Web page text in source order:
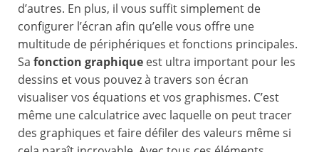
d’autres. En plus, il vous suffit simplement de
configurer l’écran afin qu’elle vous offre une
multitude de périphériques et fonctions principales.
Sa fonction graphique est ultra important pour les
dessins et vous pouvez à travers son écran
visualiser vos équations et vos graphismes. C’est
même une calculatrice avec laquelle on peut tracer
des graphiques et faire défiler des valeurs même si